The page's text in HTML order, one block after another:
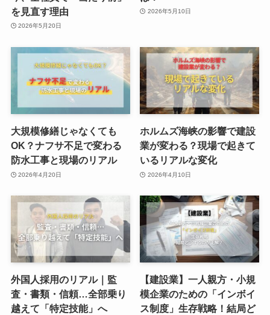
を見直す理由
2026年5月20日
2026年5月10日
大規模修繕じゃなくても
OK？ナフサ不足で変わる
防水工事と現場のリアル
2026年4月20日
ホルムズ海峡の影響で建設
業が変わる？現場で起きて
いるリアルな変化
2026年4月10日
外国人採用のリアル｜監
査・書類・信頼…全部乗り
越えて「特定技能」へ
【建設業】一人親方・小規
模企業のための「インボイ
ス制度」生存戦略！結局ど